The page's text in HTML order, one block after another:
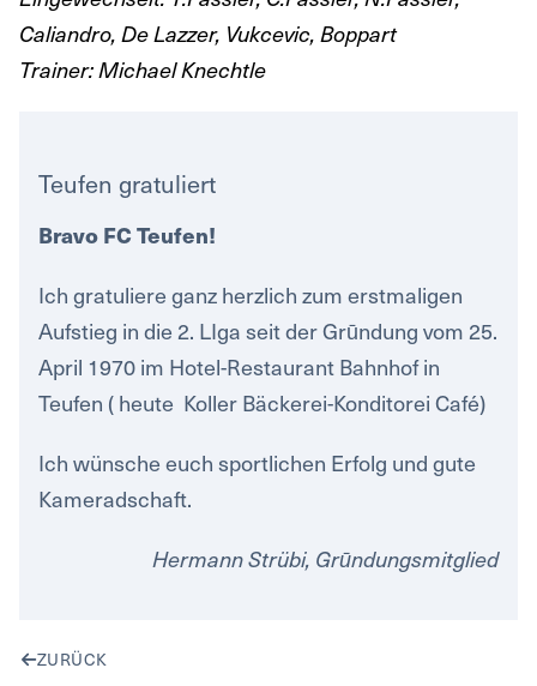
Caliandro, De Lazzer, Vukcevic, Boppart
Trainer: Michael Knechtle
Teufen gratuliert
Bravo FC Teufen!
Ich gratuliere ganz herzlich zum erstmaligen
Aufstieg in die 2. LIga seit der Grūndung vom 25.
April 1970 im Hotel-Restaurant Bahnhof in
Teufen ( heute Koller Bäckerei-Konditorei Café)
Ich wünsche euch sportlichen Erfolg und gute
Kameradschaft.
Hermann Strübi, Grūndungsmitglied
ZURÜCK